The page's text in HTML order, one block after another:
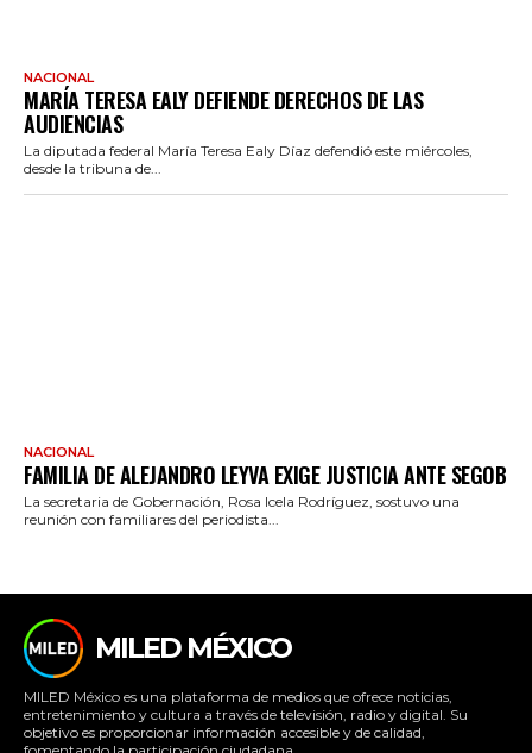
NACIONAL
MARÍA TERESA EALY DEFIENDE DERECHOS DE LAS
AUDIENCIAS
La diputada federal María Teresa Ealy Díaz defendió este miércoles,
desde la tribuna de...
NACIONAL
FAMILIA DE ALEJANDRO LEYVA EXIGE JUSTICIA ANTE SEGOB
La secretaria de Gobernación, Rosa Icela Rodríguez, sostuvo una
reunión con familiares del periodista...
MILED MÉXICO
MILED México es una plataforma de medios que ofrece noticias,
entretenimiento y cultura a través de televisión, radio y digital. Su
objetivo es proporcionar información accesible y de calidad,